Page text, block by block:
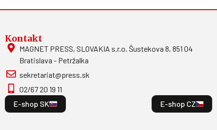
Kontakt
MAGNET PRESS, SLOVAKIA s.r.o. Šustekova 8, 851 04
Bratislava - Petržalka
sekretariat@press.sk
02/67 20 19 11
E-shop SK
E-shop CZ